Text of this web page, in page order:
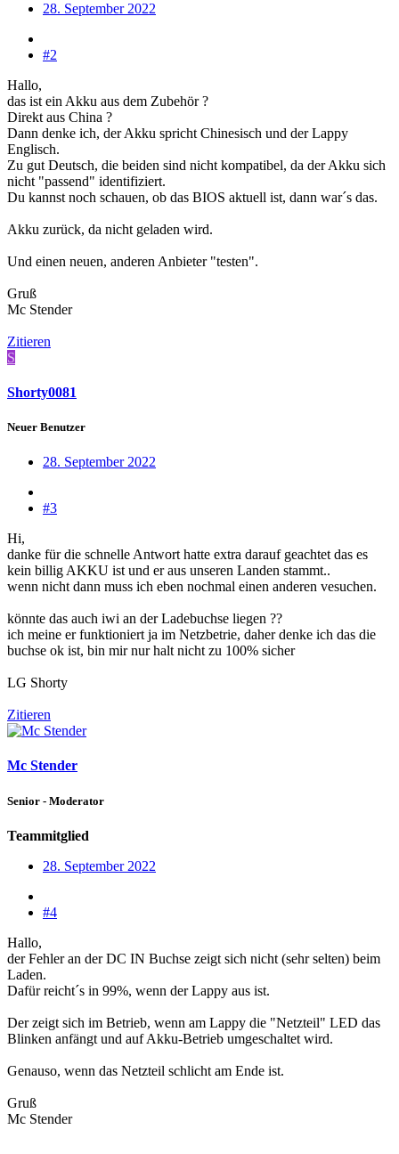
28. September 2022
#2
Hallo,
das ist ein Akku aus dem Zubehör ?
Direkt aus China ?
Dann denke ich, der Akku spricht Chinesisch und der Lappy
Englisch.
Zu gut Deutsch, die beiden sind nicht kompatibel, da der Akku sich
nicht "passend" identifiziert.
Du kannst noch schauen, ob das BIOS aktuell ist, dann war´s das.
Akku zurück, da nicht geladen wird.
Und einen neuen, anderen Anbieter "testen".
Gruß
Mc Stender
Zitieren
S
Shorty0081
Neuer Benutzer
28. September 2022
#3
Hi,
danke für die schnelle Antwort hatte extra darauf geachtet das es
kein billig AKKU ist und er aus unseren Landen stammt..
wenn nicht dann muss ich eben nochmal einen anderen vesuchen.
könnte das auch iwi an der Ladebuchse liegen ??
ich meine er funktioniert ja im Netzbetrie, daher denke ich das die
buchse ok ist, bin mir nur halt nicht zu 100% sicher
LG Shorty
Zitieren
Mc Stender
Senior - Moderator
Teammitglied
28. September 2022
#4
Hallo,
der Fehler an der DC IN Buchse zeigt sich nicht (sehr selten) beim
Laden.
Dafür reicht´s in 99%, wenn der Lappy aus ist.
Der zeigt sich im Betrieb, wenn am Lappy die "Netzteil" LED das
Blinken anfängt und auf Akku-Betrieb umgeschaltet wird.
Genauso, wenn das Netzteil schlicht am Ende ist.
Gruß
Mc Stender